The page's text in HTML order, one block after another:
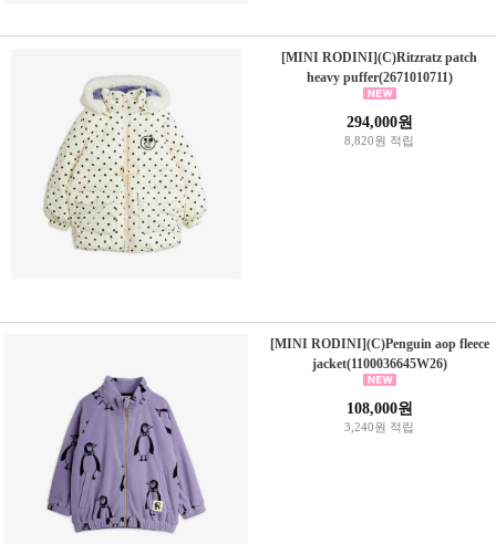
[MINI RODINI](C)Ritzratz patch
heavy puffer(2671010711)
294,000원
8,820원 적립
[MINI RODINI](C)Penguin aop fleece
jacket(1100036645W26)
108,000원
3,240원 적립